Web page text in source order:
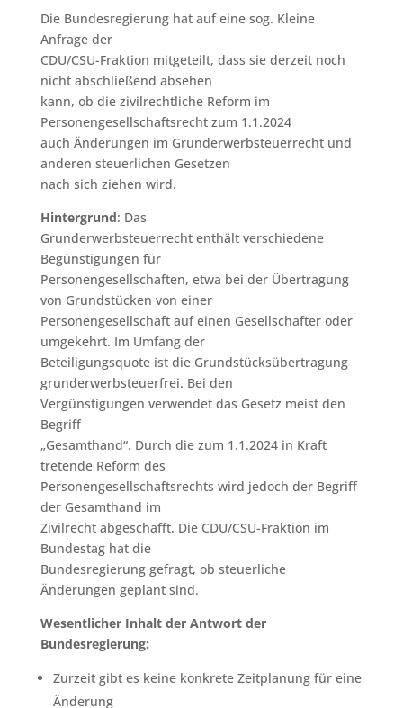
Die Bundesregierung hat auf eine sog. Kleine
Anfrage der
CDU/CSU-Fraktion mitgeteilt, dass sie derzeit noch
nicht abschließend absehen
kann, ob die zivilrechtliche Reform im
Personengesellschaftsrecht zum 1.1.2024
auch Änderungen im Grunderwerbsteuerrecht und
anderen steuerlichen Gesetzen
nach sich ziehen wird.
Hintergrund: Das
Grunderwerbsteuerrecht enthält verschiedene
Begünstigungen für
Personengesellschaften, etwa bei der Übertragung
von Grundstücken von einer
Personengesellschaft auf einen Gesellschafter oder
umgekehrt. Im Umfang der
Beteiligungsquote ist die Grundstücksübertragung
grunderwerbsteuerfrei. Bei den
Vergünstigungen verwendet das Gesetz meist den
Begriff
„Gesamthand“. Durch die zum 1.1.2024 in Kraft
tretende Reform des
Personengesellschaftsrechts wird jedoch der Begriff
der Gesamthand im
Zivilrecht abgeschafft. Die CDU/CSU-Fraktion im
Bundestag hat die
Bundesregierung gefragt, ob steuerliche
Änderungen geplant sind.
Wesentlicher Inhalt der Antwort der
Bundesregierung:
Zurzeit gibt es keine konkrete Zeitplanung für eine
Änderung